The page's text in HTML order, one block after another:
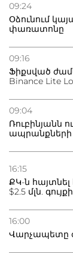
09:24
Օձունում
փառատոնը
09:16
Ֆիքսված
Binance Lite
09:04
Ռուբինյանն
16:15
ՔԿ-ն
$2.5 մլն.
16:00
Վարչապետը
բնակվել
Բաքվի
Փաշինյանին